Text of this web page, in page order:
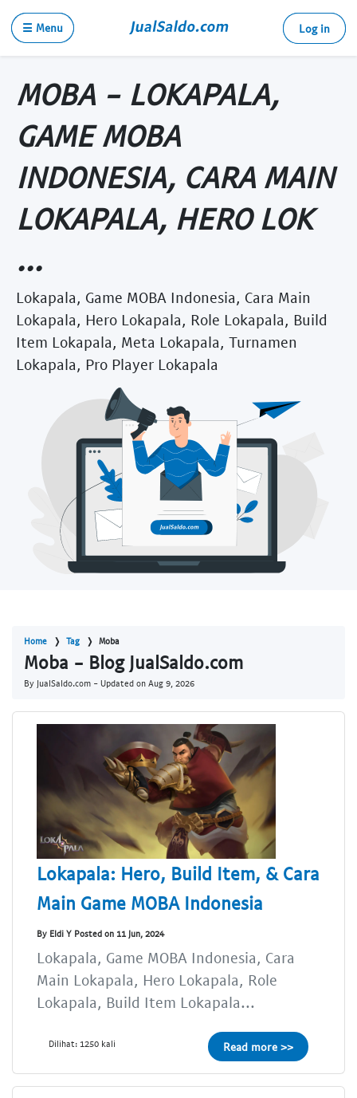
☰ Menu Log in
MOBA - LOKAPALA,
GAME MOBA
INDONESIA, CARA MAIN
LOKAPALA, HERO LOK
...
Lokapala, Game MOBA Indonesia, Cara Main
Lokapala, Hero Lokapala, Role Lokapala, Build
Item Lokapala, Meta Lokapala, Turnamen
Lokapala, Pro Player Lokapala
Home Tag Moba
Moba - Blog JualSaldo.com
By JualSaldo.com - Updated on Aug 9, 2026
Lokapala: Hero, Build Item, & Cara
Main Game MOBA Indonesia
By Eldi Y Posted on 11 Jun, 2024
Lokapala, Game MOBA Indonesia, Cara
Main Lokapala, Hero Lokapala, Role
Lokapala, Build Item Lokapala...
Dilihat: 1250 kali Read more >>